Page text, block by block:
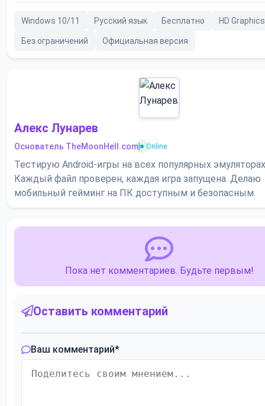
Windows 10/11 Русский язык Бесплатно HD Graphics
Без ограничений Официальная версия
Алекс Лунарев
Основатель TheMoonHell.com Online
Тестирую Android-игры на всех популярных
Каждый файл проверен, каждая игра запущена. Делаю
мобильный гейминг на ПК доступным и безопасным.
Пока нет комментариев. Будьте первым!
Оставить комментарий
Ваш комментарий*